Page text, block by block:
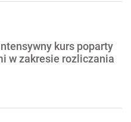
kurs poparty
w zakresie rozliczania